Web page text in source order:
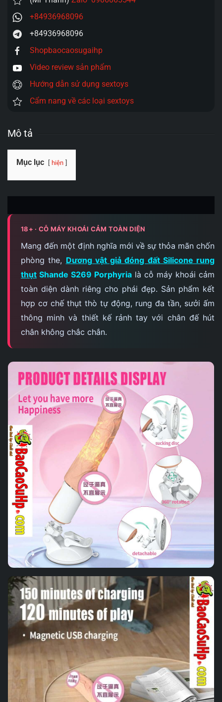
+84936968096
+84936968096
Shopbaocaosugaihp
Video review sản phẩm
Hướng dẫn sử dụng sextoys
Cẩm nang về các loại sextoys
Mô tả
Mục lục hiện
18+ · CỖ MÁY KHOÁI CẢM TOÀN DIỆN
Mang đến một định nghĩa mới về sự thỏa mãn chốn
phòng the, Dương vật giả đóng đất Silicone rung
thụt Shande S269 Porphyria là cỗ máy khoái cảm
toàn diện dành riêng cho phái đẹp. Sản phẩm kết
hợp cơ chế thụt thò tự động, rung đa tần, sưởi ấm
thông minh và thiết kế rảnh tay với chân đế hút
chân không chắc chắn.